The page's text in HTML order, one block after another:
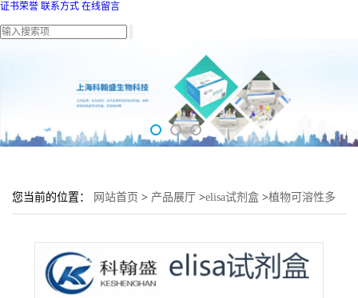
证书荣誉 联系方式 在线留言
您当前的位置： 网站首页 > 产品展厅 >elisa试剂盒 >植物可溶性多